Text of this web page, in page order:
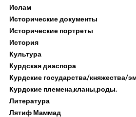
Ислам
Исторические документы
Исторические портреты
История
Культура
Курдская диаспора
Курдские государства/княжества/
Курдские племена,кланы,роды.
Литература
Лятиф Маммад